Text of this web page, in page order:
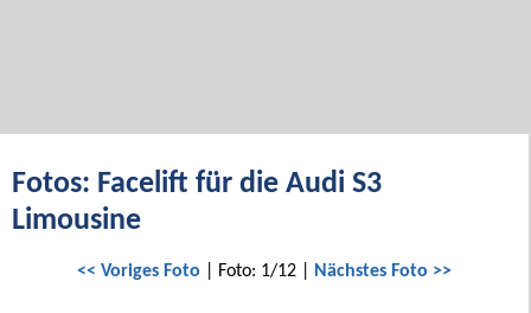
Fotos: Facelift für die Audi S3
Limousine
<< Voriges Foto | Foto: 1/12 | Nächstes Foto >>